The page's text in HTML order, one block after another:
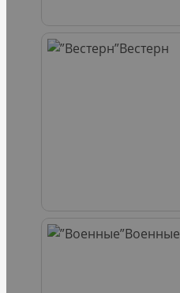
Вестерн
Военные